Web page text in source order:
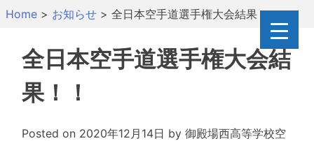
SkipHome > お知らせ > 全日本空手道選手権大会結果！！
全日本空手道選手権大会結
果！！
Posted on 2020年12月14日 by 御殿場西高等学校空